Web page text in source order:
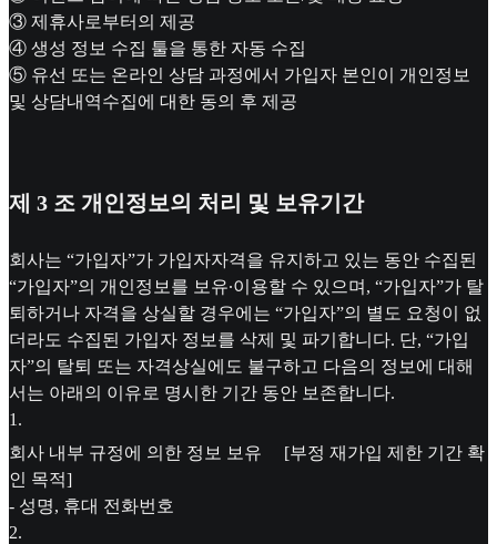
③ 제휴사로부터의 제공
④ 생성 정보 수집 툴을 통한 자동 수집
⑤ 유선 또는 온라인 상담 과정에서 가입자 본인이 개인정보
및 상담내역수집에 대한 동의 후 제공
제 3 조 개인정보의 처리 및 보유기간
회사는 “가입자”가 가입자자격을 유지하고 있는 동안 수집된
“가입자”의 개인정보를 보유∙이용할 수 있으며, “가입자”가 탈
퇴하거나 자격을 상실할 경우에는 “가입자”의 별도 요청이 없
더라도 수집된 가입자 정보를 삭제 및 파기합니다. 단, “가입
자”의 탈퇴 또는 자격상실에도 불구하고 다음의 정보에 대해
서는 아래의 이유로 명시한 기간 동안 보존합니다.
1 .
회사 내부 규정에 의한 정보 보유 [부정 재가입 제한 기간 확
인 목적]
- 성명, 휴대 전화번호
2.